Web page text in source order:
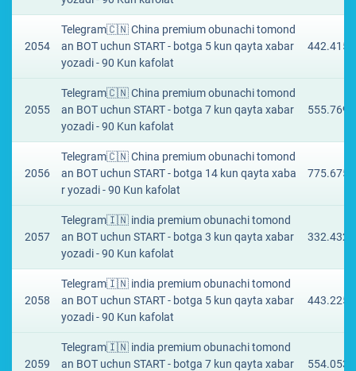
2054
Telegram🇨🇳 China premium obunachi tomond
an BOT uchun START - botga 5 kun qayta xabar
yozadi - 90 Kun kafolat
2055
Telegram🇨🇳 China premium obunachi tomond
an BOT uchun START - botga 7 kun qayta xabar
yozadi - 90 Kun kafolat
2056
Telegram🇨🇳 China premium obunachi tomond
an BOT uchun START - botga 14 kun qayta xaba
r yozadi - 90 Kun kafolat
2057
Telegram🇮🇳 india premium obunachi tomond
an BOT uchun START - botga 3 kun qayta xabar
yozadi - 90 Kun kafolat
2058
Telegram🇮🇳 india premium obunachi tomond
an BOT uchun START - botga 5 kun qayta xabar
yozadi - 90 Kun kafolat
2059
Telegram🇮🇳 india premium obunachi tomond
an BOT uchun START - botga 7 kun qayta xabar